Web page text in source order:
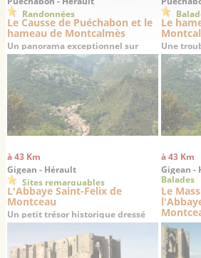
Randonnées
Le Causse de Puéchabon et le
hameau de Montcalmès
Un panorama exceptionnel sur
Saint-Guilhem-le-Désert
Le
Une
temps
à 43 Km
Gigean - Hérault
Sites remarquables
L'Abbaye Saint-Felix de
Montceau
Un petit trésor historique dressé
sur un promontoire offrant une
superbe vue sur la plaine de
Gigean
à 43 Km
Gigean -
Balades
Le